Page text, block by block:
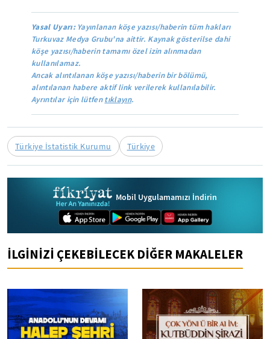
Yasal Uyarı:Yayınlanan köşe yazısı/haberin tüm hakları
Turkuvaz Medya Grubu'na aittir. Kaynak gösterilse dahi
köşe yazısı/haberin tamamı özel izin alınmadan
kullanılamaz.
Ancak alıntılanan köşe yazısı/haberin bir bölümü,
alıntılanan habere aktif link verilerek kullanılabilir.
Ayrıntılar için lütfentıklayın.
Türkiye İstatistik Kurumu Türkiye
Mobil Uygulamamızı İndirin
İLGİNİZİ ÇEKEBİLECEK DİĞER MAKALELER